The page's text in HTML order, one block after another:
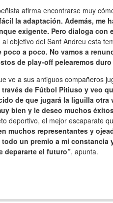
afirma encontrarse muy
la adaptación. Además, me
exigente. Pero dialoga
objetivo del Sant Andreu esta
a poco. No vamos a
de play-off pelearemos
ve a sus antiguos compañeros
de Fútbol Pitiuso y veo
de que jugará la liguilla otra
bien y le deseo muchos
deportivo, el mejor escaparate
muchos representantes y
un premio a mi
depararte el futuro”, apunta.